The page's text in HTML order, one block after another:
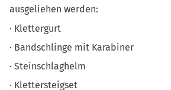
ausgeliehen werden:
Klettergurt
Bandschlinge mit Karabiner
Steinschlaghelm
Klettersteigset